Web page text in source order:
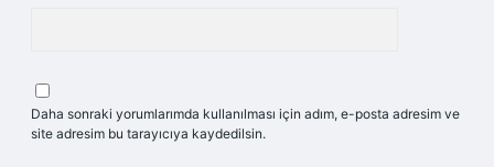
Daha sonraki yorumlarımda kullanılması için adım, e-posta adresim ve
site adresim bu tarayıcıya kaydedilsin.